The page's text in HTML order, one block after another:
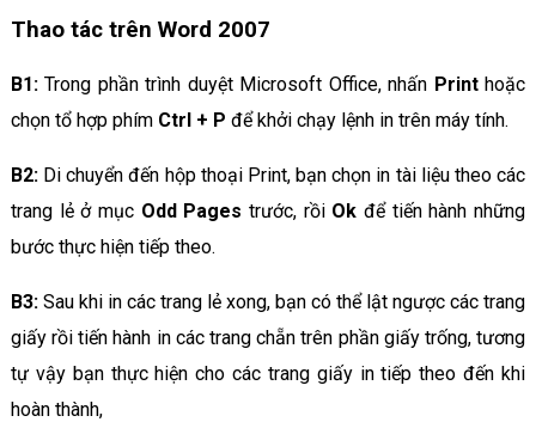
Thao tác trên Word 2007
B1:Trong phần trình duyệt Microsoft Office, nhấn Printhoặc
chọn tổ hợp phím Ctrl + P để khởi chạy lệnh in trên máy tính.
B2:Di chuyển đến hộp thoại Print, bạn chọn in tài liệu theo các
trang lẻ ở mục Odd Pages trước, rồi Ok để tiến hành những
bước thực hiện tiếp theo.
B3:Sau khi in các trang lẻ xong, bạn có thể lật ngược các trang
giấy rồi tiến hành in các trang chẵn trên phần giấy trống, tương
tự vậy bạn thực hiện cho các trang giấy in tiếp theo đến khi
hoàn thành,